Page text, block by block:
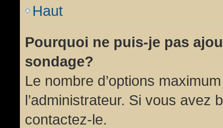
Haut
Pourquoi ne puis-je pas
sondage?
Le nombre d’options
l’administrateur. Si vous avez
contactez-le.